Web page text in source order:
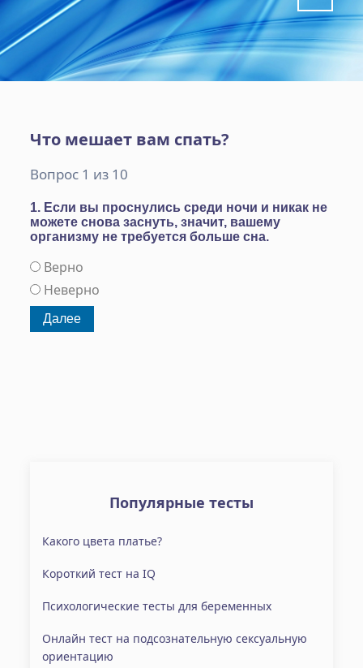
Что мешает вам спать?
Вопрос 1 из 10
1. Если вы проснулись среди ночи и никак не
можете снова заснуть, значит, вашему
организму не требуется больше сна.
Верно
Неверно
Популярные тесты
Какого цвета платье?
Короткий тест на IQ
Психологические тесты для беременных
Онлайн тест на подсознательную сексуальную
ориентацию